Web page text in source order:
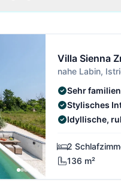
Villa Sienna
nahe Labin,
Sehr
Stylisches
Idyllische,
2
136 m²